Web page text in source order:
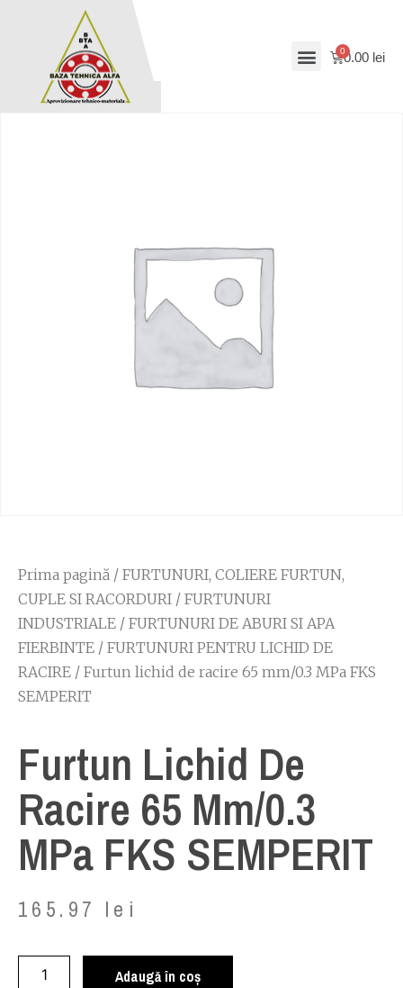
0.00 lei
Prima pagină / FURTUNURI, COLIERE FURTUN,
CUPLE SI RACORDURI / FURTUNURI
INDUSTRIALE / FURTUNURI DE ABURI SI APA
FIERBINTE / FURTUNURI PENTRU LICHID DE
RACIRE / Furtun lichid de racire 65 mm/0.3 MPa FKS
SEMPERIT
Furtun Lichid De
Racire 65 Mm/0.3
MPa FKS SEMPERIT
165.97 lei
Adaugă în coș